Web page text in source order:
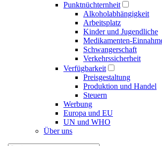
Punktnüchternheit
Alkoholabhängigkeit
Arbeitsplatz
Kinder und Jugendliche
Medikamenten-
Schwangerschaft
Verkehrssicherheit
Verfügbarkeit
Preisgestaltung
Produktion und Handel
Steuern
Werbung
Europa und EU
UN und WHO
Über uns